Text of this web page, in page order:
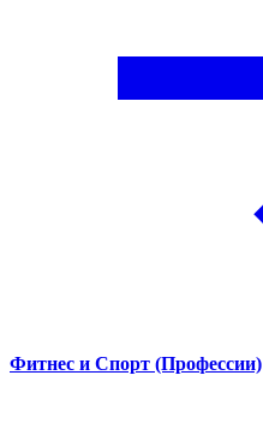
Фитнес и Спорт (Профессии)